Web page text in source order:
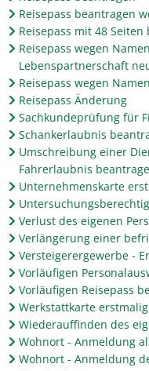
Reisepass beantragen
Reisepass mit 48 Seiten
Reisepass wegen
Lebenspartnerschaft
Reisepass wegen
Reisepass Änderung
Sachkundeprüfung für
Schankerlaubnis
Umschreibung einer
Fahrerlaubnis
Unternehmenskarte
Verlust des eigenen
Verlängerung einer
Versteigerergewerbe -
Vorläufigen
Vorläufigen Reisepass
Werkstattkarte
Wiederauffinden des
Wohnort - Anmeldung
Wohnort - Anmeldung